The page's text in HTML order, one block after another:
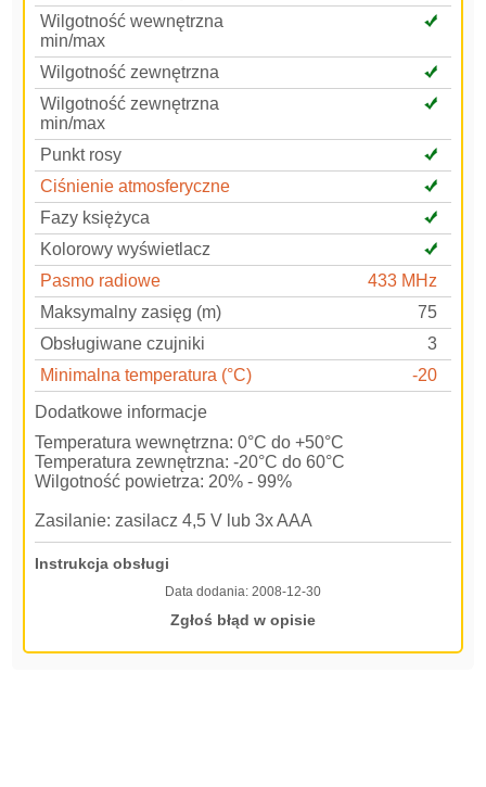
Wilgotność wewnętrzna
min/max
Wilgotność zewnętrzna
Wilgotność zewnętrzna
min/max
Punkt rosy
Ciśnienie atmosferyczne
Fazy księżyca
Kolorowy wyświetlacz
Pasmo radiowe
433 MHz
Maksymalny zasięg (m)
75
Obsługiwane czujniki
3
Minimalna temperatura (°C)
-20
Dodatkowe informacje
Temperatura wewnętrzna: 0°C do +50°C
Temperatura zewnętrzna: -20°C do 60°C
Wilgotność powietrza: 20% - 99%
Zasilanie: zasilacz 4,5 V lub 3x AAA
Instrukcja obsługi
Data dodania: 2008-12-30
Zgłoś błąd w opisie